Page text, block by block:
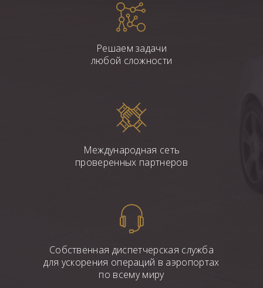
Решаем задачи
любой сложности
Международная сеть
проверенных партнеров
Собственная диспетчерская служба
для ускорения операций в аэропортах
по всему миру